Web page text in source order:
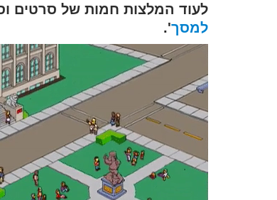
לעוד המלצות חמות של סרטים
למסך'.